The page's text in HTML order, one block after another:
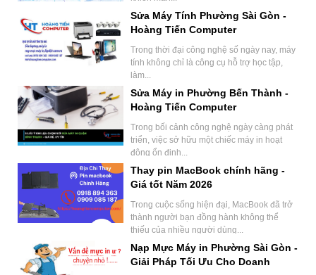
Sửa Máy Tính Phường Sài Gòn -
Hoàng Tiến Computer
Trong thời đại công nghệ số ngày nay, máy
tính không chỉ là công cụ hỗ trợ học tập,
làm...
Sửa Máy in Phường Bến Thành -
Hoàng Tiến Computer
Trong bối cảnh công nghệ ngày càng phát
triển, việc sở hữu một chiếc máy in hoạt
động ổn định...
Thay pin MacBook chính hãng -
Giá tốt Năm 2026
Trong cuộc sống hiện đại, MacBook đã trở
thành người bạn đồng hành không thể
thiếu của nhiều người dùng...
Nạp Mực Máy in Phường Sài Gòn -
Giải Pháp Tối Ưu Cho Doanh